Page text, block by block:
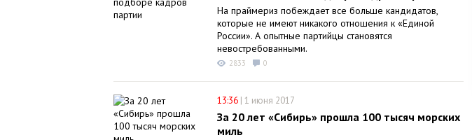
На праймериз побеждает все больше кандидатов,
которые не имеют никакого отношения к «Единой
России». А опытные партийцы становятся
невостребованными.
2833 0
13:36 | 1 июня 2017
За 20 лет «Сибирь» прошла 100 тысяч морских
миль